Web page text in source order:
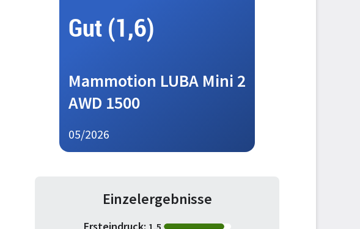
Gut (1,6)
Mammotion LUBA Mini 2
AWD 1500
05/2026
Einzelergebnisse
1,5